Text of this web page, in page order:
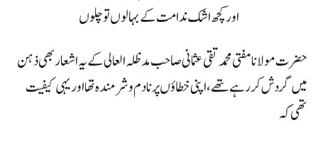
اور کچھ اشک ندامت کے بہا لوں تو چلوں
حضرت مولانا مفتی محمد تقی عثمانی صاحب مدظلہ العالی کے یہ اشعار بھی ذہن
میں گردش کر رہے تھے ، اپنی خطاؤں پر نادم و شرمندہ تھا اور یہی کیفیت
تھی کہ